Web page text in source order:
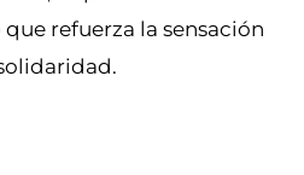
refuerza la sensación